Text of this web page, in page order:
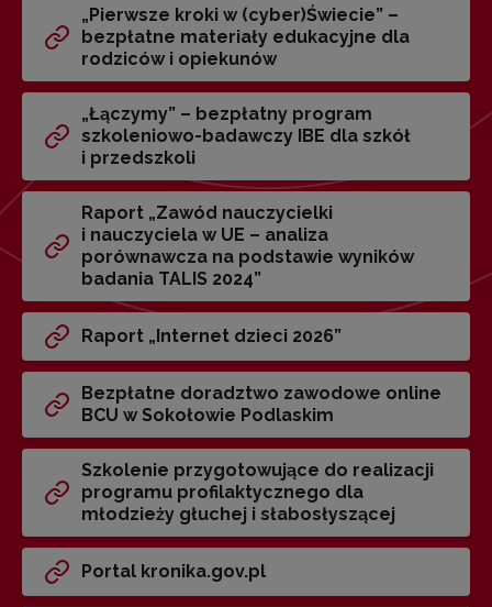
„Pierwsze kroki w (cyber)Świecie” –
bezpłatne materiały edukacyjne dla
rodziców i opiekunów
„Łączymy” – bezpłatny program
szkoleniowo-badawczy IBE dla szkół
i przedszkoli
Raport „Zawód nauczycielki
i nauczyciela w UE – analiza
porównawcza na podstawie wyników
badania TALIS 2024”
Raport „Internet dzieci 2026”
Bezpłatne doradztwo zawodowe online
BCU w Sokołowie Podlaskim
Szkolenie przygotowujące do realizacji
programu profilaktycznego dla
młodzieży głuchej i słabosłyszącej
Portal kronika.gov.pl